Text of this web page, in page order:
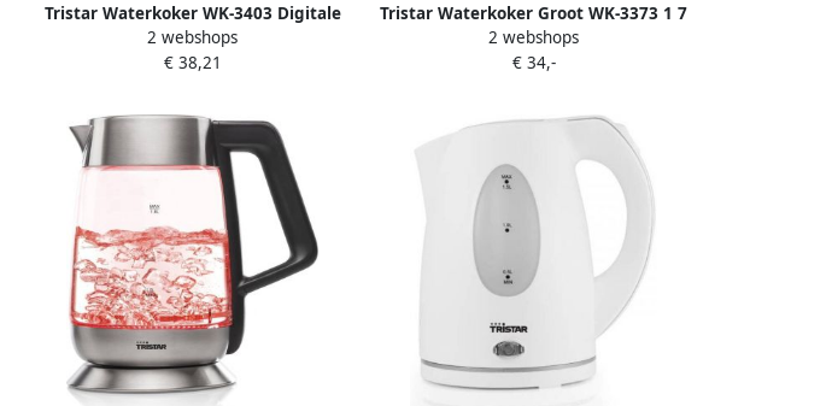
Tristar Waterkoker WK-3403 Digitale
Waterkoker met warmhoudfunctie
Instelbare temperatuur van 40⁰ tot
2 webshops
€ 38,21
Tristar Waterkoker Groot WK-3373 1 7
Liter 2200 Watt incl.
Oververhittingsbeveiliging en
2 webshops
€ 34,-